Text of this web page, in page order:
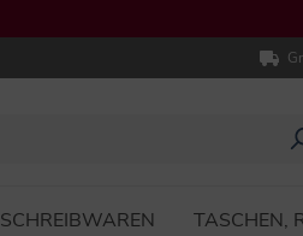
SCHREIBWAREN TASCHEN,